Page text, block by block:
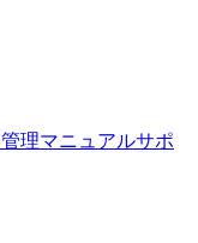
管理マニュアルサポ